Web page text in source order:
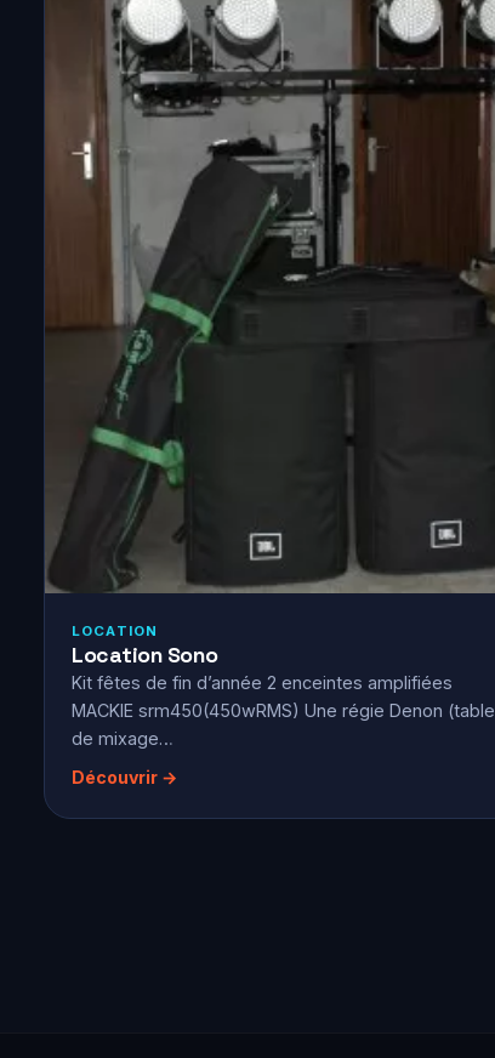
LOCATION
Location Sono
Kit fêtes de fin d’année 2 enceintes amplifiées
MACKIE srm450(450wRMS) Une régie Denon (table
de mixage…
Découvrir →